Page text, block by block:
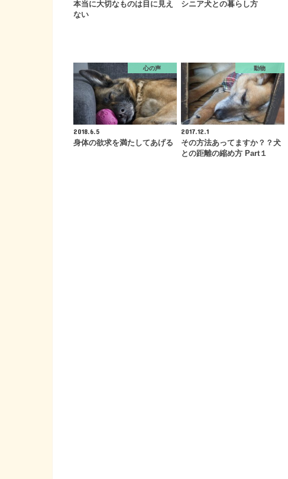
本当に大切なものは目に見え
ない
シニア犬との暮らし方
心の声
2018.6.5
身体の欲求を満たしてあげる
動物
2017.12.1
その方法あってますか？？犬
との距離の縮め方 Part１